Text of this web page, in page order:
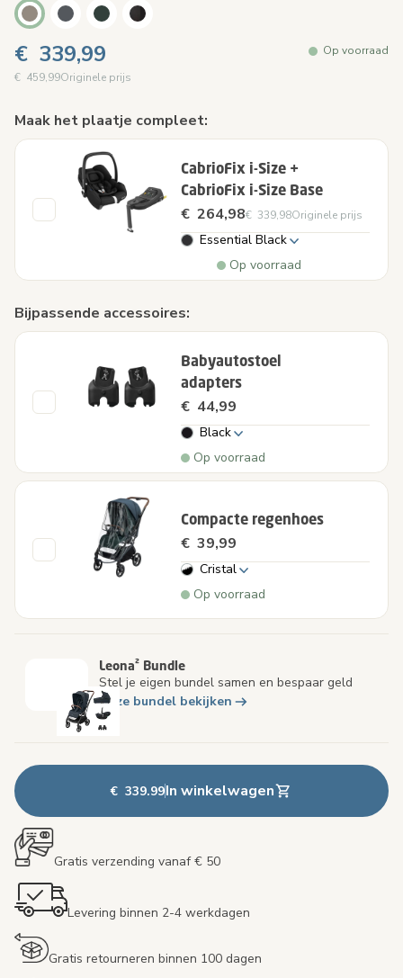
€ 339,99
€ 459,99Originele prijs
Op voorraad
Maak het plaatje compleet:
CabrioFix i-Size +
CabrioFix i-Size Base
€ 264,98€ 339,98Originele prijs
Essential Black
Op voorraad
Bijpassende accessoires:
Babyautostoel
adapters
€ 44,99
Black
Op voorraad
Compacte regenhoes
€ 39,99
Cristal
Op voorraad
Leona² Bundle
Stel je eigen bundel samen en bespaar geld
Deze bundel bekijken
€ 339.99In winkelwagen
Gratis verzending vanaf € 50
Levering binnen 2-4 werkdagen
Gratis retourneren binnen 100 dagen